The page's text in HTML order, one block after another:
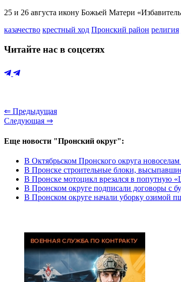
25 и 26 августа икону Божьей Матери
казачество крестный ход Пронский район религия
Читайте нас в соцсетях
⇐ Предыдущая
Следующая ⇒
Еще новости "Пронский округ":
В Октябрьском Пронского округа
В Пронске строительные блоки,
В Пронске мотоцикл врезался в попутную
В Пронском округе подписали договоры с
В Пронском округе начали уборку озимой